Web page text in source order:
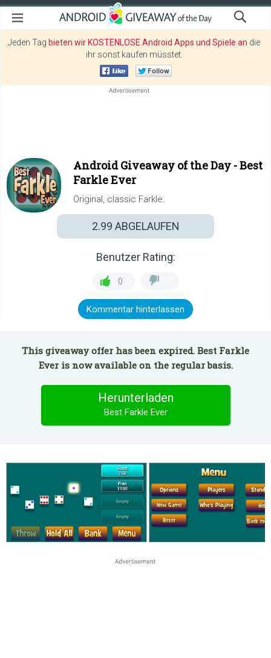
Jeden Tag bieten wir KOSTENLOSE Android Apps und Spiele an die
ihr sonst kaufen müsstet.
Android Giveaway of the Day -Best
Farkle Ever
Original, classic Farkle.
2.99 ABGELAUFEN
Benutzer Rating:
0
Kommentar hinterlassen
This giveaway offer has been expired. Best Farkle
Ever is now available on the regular basis.
Herunterladen
Best Farkle Ever